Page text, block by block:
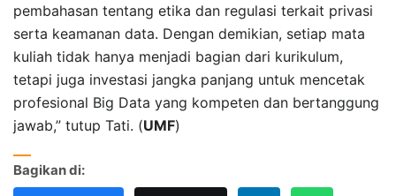
pembahasan tentang etika dan regulasi terkait privasi
serta keamanan data. Dengan demikian, setiap mata
kuliah tidak hanya menjadi bagian dari kurikulum,
tetapi juga investasi jangka panjang untuk mencetak
profesional Big Data yang kompeten dan bertanggung
jawab,” tutup Tati. (UMF)
Bagikan di: